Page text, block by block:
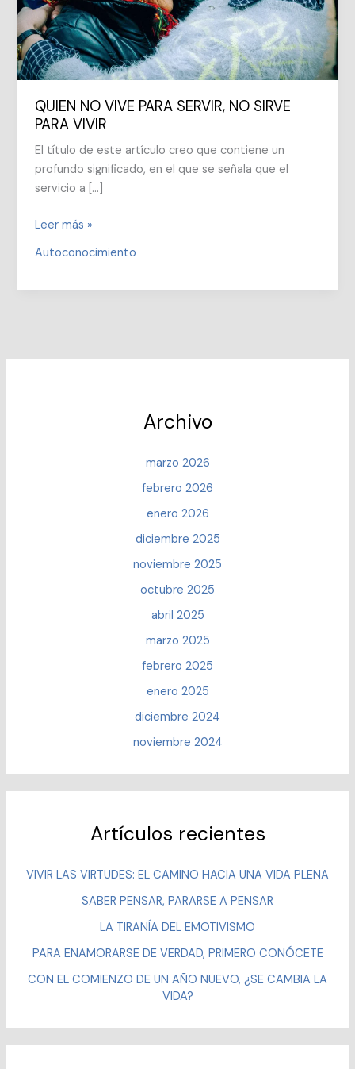
QUIEN NO VIVE PARA SERVIR, NO SIRVE
PARA VIVIR
El título de este artículo creo que contiene un
profundo significado, en el que se señala que el
servicio a […]
QUIEN
PARA
Leer más »
Autoconocimiento
Archivo
marzo 2026
febrero 2026
enero 2026
diciembre 2025
noviembre 2025
octubre 2025
abril 2025
marzo 2025
febrero 2025
enero 2025
diciembre 2024
noviembre 2024
Artículos recientes
VIVIR LAS VIRTUDES: EL CAMINO HACIA UNA VIDA PLENA
SABER PENSAR, PARARSE A PENSAR
LA TIRANÍA DEL EMOTIVISMO
PARA ENAMORARSE DE VERDAD, PRIMERO CONÓCETE
CON EL COMIENZO DE UN AÑO NUEVO, ¿SE CAMBIA LA
VIDA?